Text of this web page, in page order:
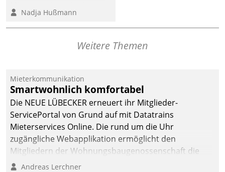
digitalen Cockpit, das
situationsbezogen
passende Fragen und
Dialogführung ermöglicht
dem externen
Serviceteam, Anrufe von
Mietenden zügiger und
effizienter zu bearbeiten.
Nadja Hußmann
Weitere Themen
Mieterkommunikation
Smartwohnlich komfortabel
Die NEUE LÜBECKER erneuert ihr Mitglieder-
ServicePortal von Grund auf mit Datatrains
Mieterservices Online. Die rund um die Uhr
zugängliche Webapplikation ermöglicht den
Mitgliedern der Wohnungs­bau­genossenschaft die
Kontaktaufnahme per Smartphone, Tablet oder PC.
Andreas Lerchner